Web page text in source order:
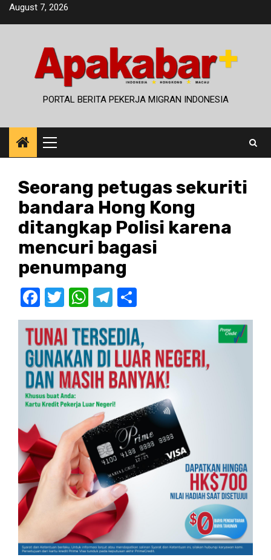
SkipAugust 7, 2026
PORTAL BERITA PEKERJA MIGRAN INDONESIA
Primary
Menu
Seorang petugas sekuriti
bandara Hong Kong
ditangkap Polisi karena
mencuri bagasi
penumpang
Facebook
Twitter
WhatsApp
Telegram